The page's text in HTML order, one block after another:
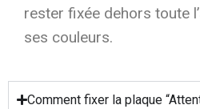
rester fixée dehors toute
ses couleurs.
Comment fixer la plaque